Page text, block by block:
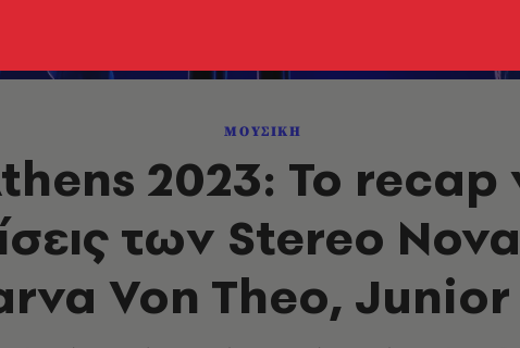
ΜΟΥΣΙΚΗ
2023: Το
των Stereo
Von Theo, Junior